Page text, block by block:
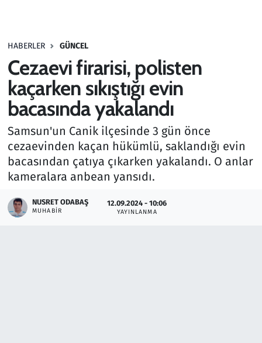
HABERLER GÜNCEL
Cezaevi firarisi, polisten
kaçarken sıkıştığı evin
bacasında yakalandı
Samsun'un Canik ilçesinde 3 gün önce
cezaevinden kaçan hükümlü, saklandığı evin
bacasından çatıya çıkarken yakalandı. O anlar
kameralara anbean yansıdı.
NUSRET ODABAŞ
MUHABIR
12.09.2024 - 10:06
YAYINLANMA
Haber
Kültür Sanat
Kurumsal Haberler
Lezzet Durağı
Memur ve Kamu
Otomobil